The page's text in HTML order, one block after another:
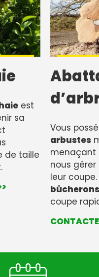
est
sa
de taille
Vous
arbustes
menaçant
nous gérer
leur coupe.
bûcherons
coupe